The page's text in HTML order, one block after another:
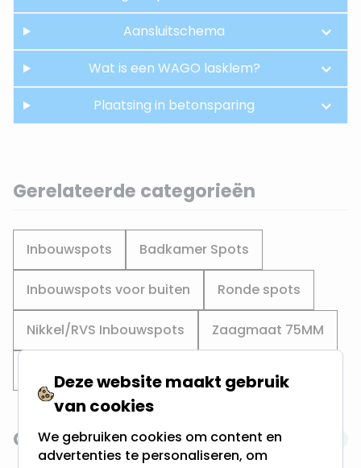
Aansluitschema
Wat is een WAGO lasklem?
Plaatsing in betonsparing
Gerelateerde categorieën
Inbouwspots Badkamer Spots
Inbouwspots voor buiten Ronde spots
Nikkel/RVS Inbouwspots Zaagmaat 75MM
Navigating through the elements of the carousel is
Press to skip carousel
Gerelateerde producten
Deze website maakt gebruik
van cookies
We gebruiken cookies om content en
advertenties te personaliseren, om